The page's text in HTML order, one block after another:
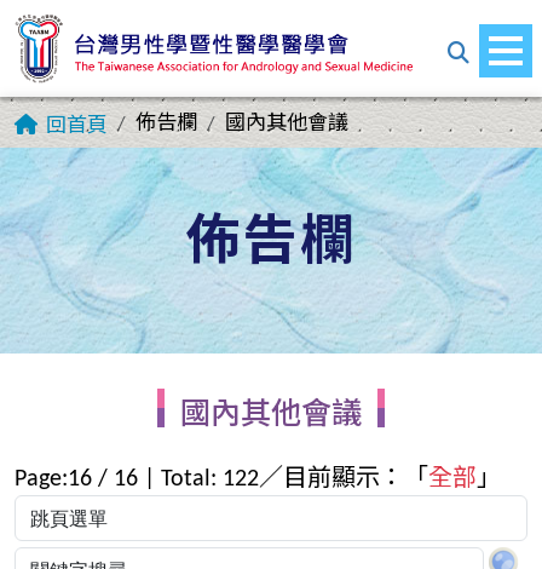
回首頁 佈告欄 國內其他會議
佈告欄
國內其他會議
Page:16 / 16 | Total: 122／目前顯示：「 全部」